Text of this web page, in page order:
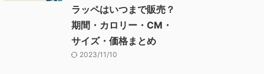
ラッペはいつまで販売？
期間・カロリー・CM・
サイズ・価格まとめ
2023/11/10